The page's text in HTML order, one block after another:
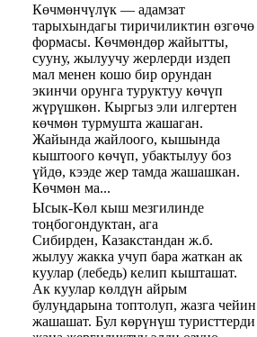
Көчмөнчүлүк — адамзат
тарыхындагы тиричиликтин өзгөчө
формасы. Көчмөндөр жайытты,
сууну, жылуучу жерлерди издеп
мал менен кошо бир орундан
экинчи орунга туруктуу көчүп
жүрүшкөн. Кыргыз эли илгертен
көчмөн турмушта жашаган.
Жайында жайлоого, кышында
кыштоого көчүп, убактылуу боз
үйдө, кээде жер тамда жашашкан.
Көчмөн ма...
Ысык-Көл кыш мезгилинде
тоңбогондуктан, ага
Сибирден, Казакстандан ж.б.
жылуу жакка учуп бара жаткан ак
куулар (лебедь) келип кышташат.
Ак куулар көлдүн айрым
булуңдарына топтолуп, жазга чейин
жашашат. Бул көрүнүш туристтерди